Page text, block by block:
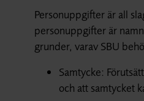
Personuppgifter är all
personuppgifter är
grunder, varav SBU
Samtycke:
och att samtycket